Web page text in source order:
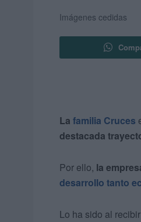
Imágenes cedidas
La familia Cruces
destacada
Por ello, la
desarrollo tanto
Lo ha sido al